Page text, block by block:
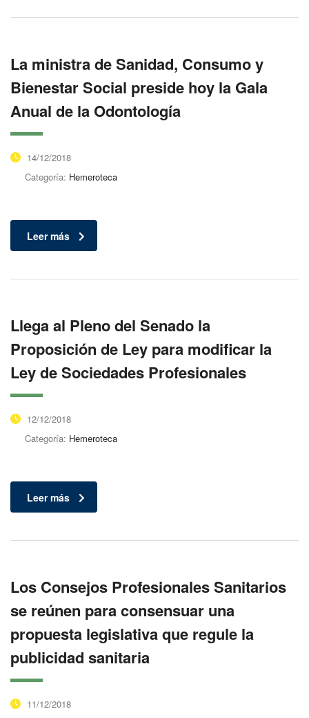
La ministra de Sanidad, Consumo y
Bienestar Social preside hoy la Gala
Anual de la Odontología
14/12/2018
Categoría: Hemeroteca
Leer más
Llega al Pleno del Senado la
Proposición de Ley para modificar la
Ley de Sociedades Profesionales
12/12/2018
Categoría: Hemeroteca
Leer más
Los Consejos Profesionales Sanitarios
se reúnen para consensuar una
propuesta legislativa que regule la
publicidad sanitaria
11/12/2018